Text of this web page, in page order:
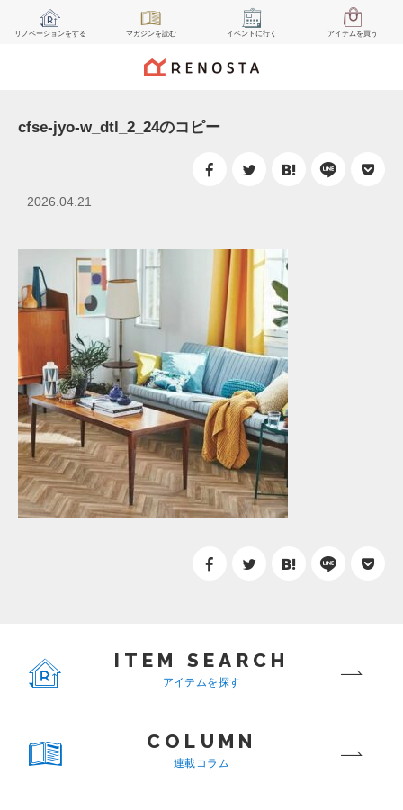
リノベーションをする マガジンを読む イベント に行く アイテムを買う
cfse-jyo-w_dtl_2_24のコピー
2026.04.21
ITEM SEARCH
アイテムを探す
COLUMN
連載コラム